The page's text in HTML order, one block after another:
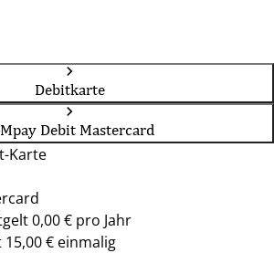
Debitkarte
Debit Mastercard
Karte
0,00 € pro Jahr
€ einmalig